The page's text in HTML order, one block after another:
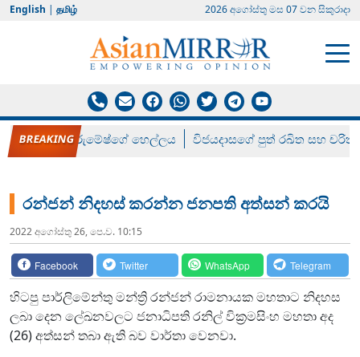
English | தமிழ் 2026 අගෝස්‍තු මස 07 වන සිකුරාදා
රන් ගෙනා රුමේෂ්ගේ හෙල්ලය විජයදාසගේ පුත් රඛිත සහ චරිත්
රන්ජන් නිදහස් කරන්න ජනපති අත්සන් කරයි
2022 අගෝස්‍තු 26, පෙ.ව. 10:15
Facebook Twitter WhatsApp Telegram
හිටපු පාර්ලිමේන්තු මන්ත්‍රි රන්ජන් රාමනායක මහතාට නිදහස
ලබා දෙන ලේඛනවලට ජනාධිපති රනිල් වික්‍රමසිංහ මහතා අද
(26) අත්සන් තබා ඇති බව වාර්තා වෙනවා.